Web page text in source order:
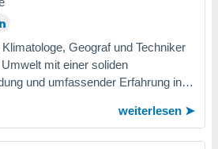
Geograf und Techniker
mit einer soliden
und umfassender Erfahrung in
weiterlesen